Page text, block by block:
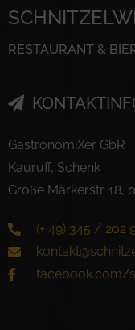
RESTAURANT &
GastronomiXer GbR
Kauruff, Schenk
Große Märkerstr. 18,
(+ 49) 345 / 202
facebook.com/